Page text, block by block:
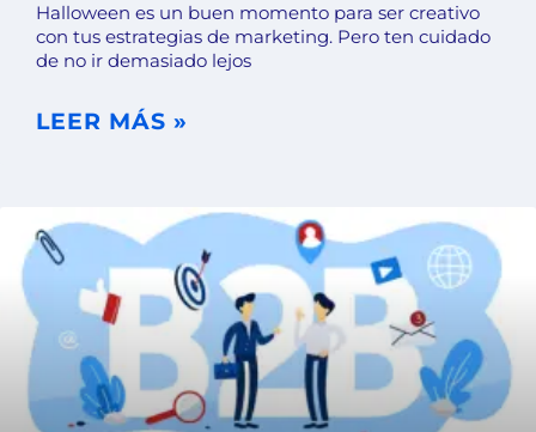
Halloween es un buen momento para ser creativo
con tus estrategias de marketing. Pero ten cuidado
de no ir demasiado lejos
LEER MÁS »